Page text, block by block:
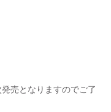
売となりますのでご了